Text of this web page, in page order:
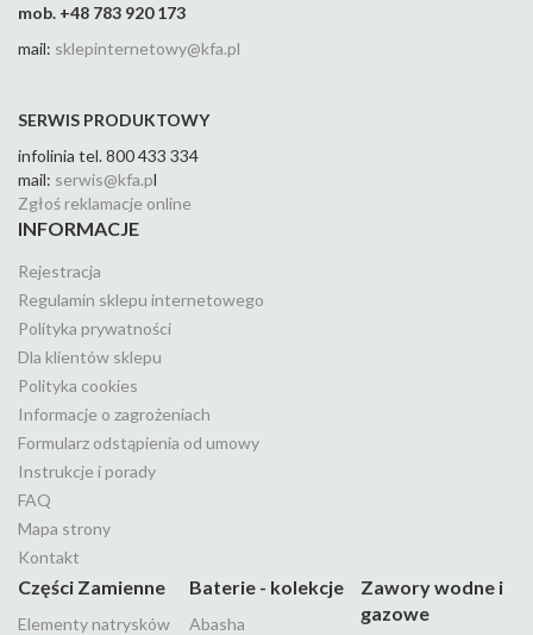
mob. +48 783 920 173
mail: sklepinternetowy@kfa.pl
SERWIS PRODUKTOWY
infolinia tel. 800 433 334
mail: serwis@kfa.pl
Zgłoś reklamacje online
INFORMACJE
Rejestracja
Regulamin sklepu internetowego
Polityka prywatności
Dla klientów sklepu
Polityka cookies
Informacje o zagrożeniach
Formularz odstąpienia od umowy
Instrukcje i porady
FAQ
Mapa strony
Kontakt
Części Zamienne
Elementy natrysków
Baterie - kolekcje
Abasha
Zawory wodne i
gazowe